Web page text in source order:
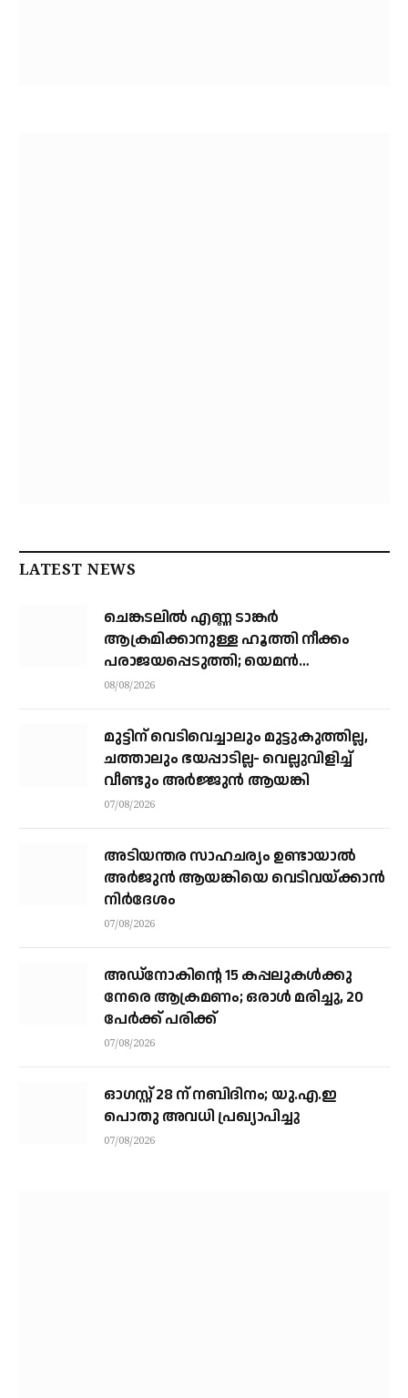
LATEST NEWS
ചെങ്കടലില്‍ എണ്ണ ടാങ്കര്‍
ആക്രമിക്കാനുള്ള ഹൂത്തി നീക്കം
പരാജയപ്പെടുത്തി; യെമൻ
സംഘർഷത്തിലേക്ക് നീങ്ങുന്നുവെന്ന്
08/08/2026
മുട്ടിന് വെടിവെച്ചാലും മുട്ടുകുത്തില്ല,
ചത്താലും ഭയപ്പാടില്ല- വെല്ലുവിളിച്ച്
വീണ്ടും അർജ്ജുൻ ആയങ്കി
07/08/2026
അടിയന്തര സാഹചര്യം ഉണ്ടായാല്‍
അര്‍ജുന്‍ ആയങ്കിയെ വെടിവയ്ക്കാന്‍
നിര്‍ദേശം
07/08/2026
അഡ്നോകിന്റെ 15 കപ്പലുകള്‍ക്കു
നേരെ ആക്രമണം; ഒരാള്‍ മരിച്ചു, 20
പേര്‍ക്ക് പരിക്ക്
07/08/2026
ഓഗസ്റ്റ് 28 ന് നബിദിനം; യു.എ.ഇ
പൊതു അവധി പ്രഖ്യാപിച്ചു
07/08/2026